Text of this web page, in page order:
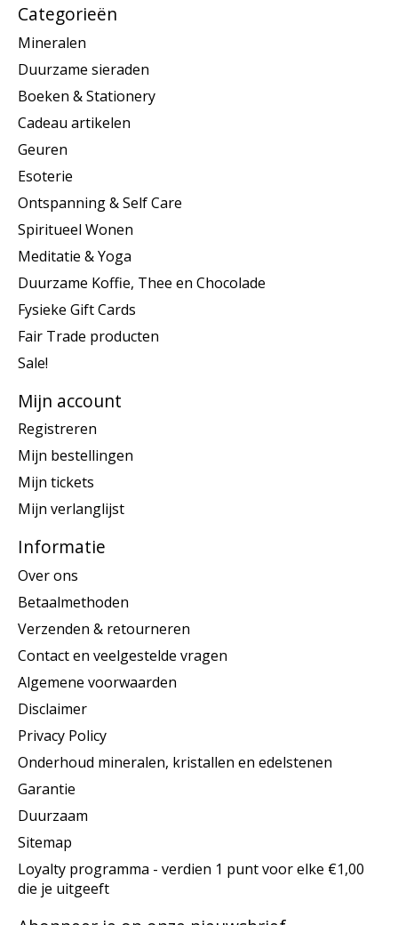
Categorieën
Mineralen
Duurzame sieraden
Boeken & Stationery
Cadeau artikelen
Geuren
Esoterie
Ontspanning & Self Care
Spiritueel Wonen
Meditatie & Yoga
Duurzame Koffie, Thee en Chocolade
Fysieke Gift Cards
Fair Trade producten
Sale!
Mijn account
Registreren
Mijn bestellingen
Mijn tickets
Mijn verlanglijst
Informatie
Over ons
Betaalmethoden
Verzenden & retourneren
Contact en veelgestelde vragen
Algemene voorwaarden
Disclaimer
Privacy Policy
Onderhoud mineralen, kristallen en edelstenen
Garantie
Duurzaam
Sitemap
Loyalty programma - verdien 1 punt voor elke €1,00
die je uitgeeft